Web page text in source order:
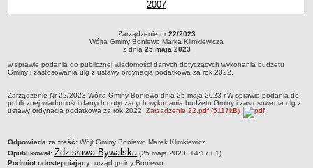
Zabytki Gminy
Plan Zagospodarowania Przestrzennego
Plan ogólny Gminy Boniewo
Miejscowy Plan Zagospodarowania Przestrzennego wybranych
System Informacji Przestrzennej e-mapa
ponowne wykorzystywanie
pomoc prawna
Marek
Klimkiewicz
Marek
2007
Klimkiewicz
Zarządzenie nr 22/2023Wójta Gminy Boniewo Marka Klimkiewiczaz dnia 25 maja
2023w sprawie podania do publicznej wiadomości danych dotyczących
rok 2022.
Zarządzenie nr22/2023
Wójta Gminy Boniewo Marka Klimkiewicza
z dnia 25 maja 2023
w sprawie podania do publicznej wiadomości danych dotyczących wykonania budżetu
Gminy i zastosowania ulg z ustawy ordynacja podatkowa za rok 2022.
Zarządzenie Nr 22/2023 Wójta Gminy Boniewo dnia 25 maja 2023 r.W sprawie podania do
publicznej wiadomości danych dotyczących wykonania budżetu Gminy i zastosowania ulg z
ustawy ordynacja podatkowa za rok 2022Zarządzenie 22.pdf (5117kB)
metryczka
Odpowiada za treść: Wójt Gminy Boniewo Marek Klimkiewicz
Opublikował: Zdzisława Bywalska (25 maja 2023, 14:17:01)
Podmiot udostępniający: urząd gminy Boniewo